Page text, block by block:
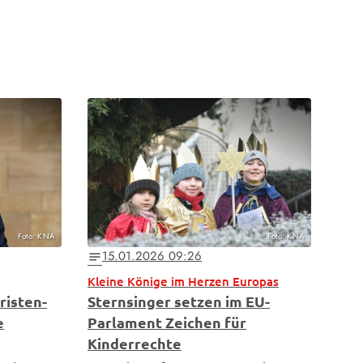
Foto: KNA Foto: KNA
notes15.01.2026 09:26
Kleine Könige im Herzen Europas
Sternsinger setzen im EU-
Parlament Zeichen für
Kinderrechte